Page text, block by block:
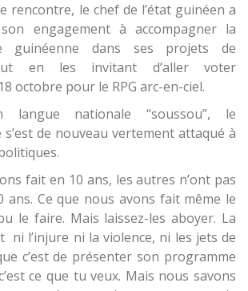
rencontre, le chef de l’état guinéen a
engagement à accompagner la
guinéenne dans ses projets de
en les invitant d’aller voter
octobre pour le RPG arc-en-ciel.
langue nationale “soussou”, le
de nouveau vertement attaqué à
fait en 10 ans, les autres n’ont pas
ans. Ce que nous avons fait même le
le faire. Mais laissez-les aboyer. La
ni l’injure ni la violence, ni les jets de
c’est de présenter son programme
ce que tu veux. Mais nous savons